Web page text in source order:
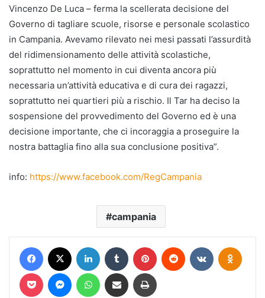
Vincenzo De Luca – ferma la scellerata decisione del
Governo di tagliare scuole, risorse e personale scolastico
in Campania. Avevamo rilevato nei mesi passati l’assurdità
del ridimensionamento delle attività scolastiche,
soprattutto nel momento in cui diventa ancora più
necessaria un’attività educativa e di cura dei ragazzi,
soprattutto nei quartieri più a rischio. Il Tar ha deciso la
sospensione del provvedimento del Governo ed è una
decisione importante, che ci incoraggia a proseguire la
nostra battaglia fino alla sua conclusione positiva”.
info: https://www.facebook.com/RegCampania
campania
Facebook LinkedIn Tumblr Pinterest Reddit VKontakte
Pocket MessengerWhatsAppCondividi via mail Stampa